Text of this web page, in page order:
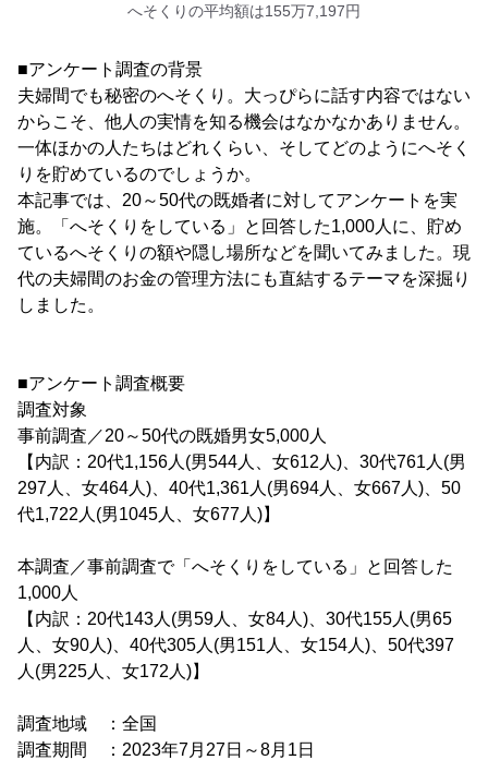
へそくりの平均額は155万7,197円
■アンケート調査の背景
夫婦間でも秘密のへそくり。大っぴらに話す内容ではない
からこそ、他人の実情を知る機会はなかなかありません。
一体ほかの人たちはどれくらい、そしてどのようにへそく
りを貯めているのでしょうか。
本記事では、20～50代の既婚者に対してアンケートを実
施。「へそくりをしている」と回答した1,000人に、貯め
ているへそくりの額や隠し場所などを聞いてみました。現
代の夫婦間のお金の管理方法にも直結するテーマを深掘り
しました。
■アンケート調査概要
調査対象
事前調査／20～50代の既婚男女5,000人
【内訳：20代1,156人(男544人、女612人)、30代761人(男
297人、女464人)、40代1,361人(男694人、女667人)、50
代1,722人(男1045人、女677人)】
本調査／事前調査で「へそくりをしている」と回答した
1,000人
【内訳：20代143人(男59人、女84人)、30代155人(男65
人、女90人)、40代305人(男151人、女154人)、50代397
人(男225人、女172人)】
調査地域 ：全国
調査期間 ：2023年7月27日～8月1日